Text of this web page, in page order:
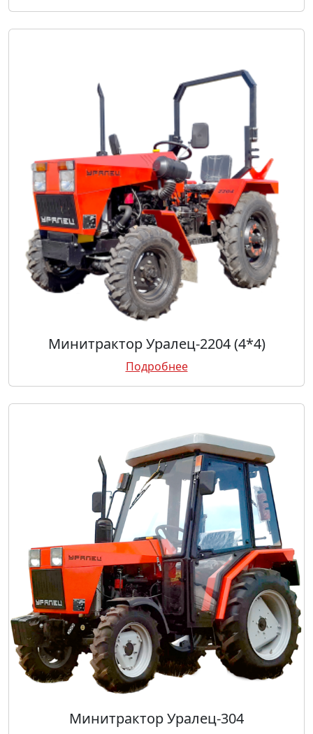
Минитрактор Уралец-2204 (4*4)
Подробнее
Минитрактор Уралец-304